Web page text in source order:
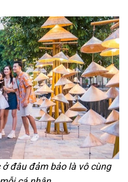
đâu đảm bảo là vô cùng